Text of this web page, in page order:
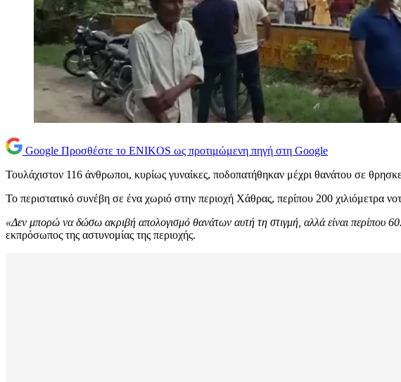
Google Προσθέστε το ENIKOS ως προτιμώμενη πηγή στη Google
Τουλάχιστον 116 άνθρωποι, κυρίως γυναίκες, ποδοπατήθηκαν μέχρι θανάτου σε
Το περιστατικό συνέβη σε ένα χωριό στην περιοχή Χάθρας, περίπου 200 χιλιόμετρα
«Δεν μπορώ να δώσω ακριβή απολογισμό θανάτων αυτή τη στιγμή, αλλά είναι περίπου
εκπρόσωπος της αστυνομίας της περιοχής.